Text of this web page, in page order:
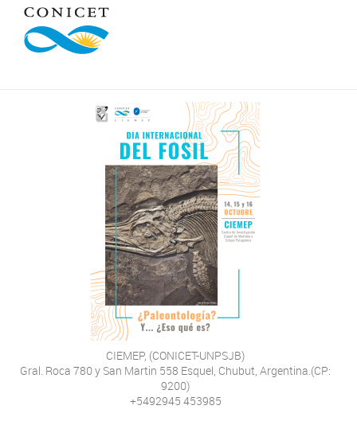
CIEMEP, (CONICET-UNPSJB)
Gral. Roca 780 y San Martin 558 Esquel, Chubut, Argentina.(CP:
9200)
+5492945 453985